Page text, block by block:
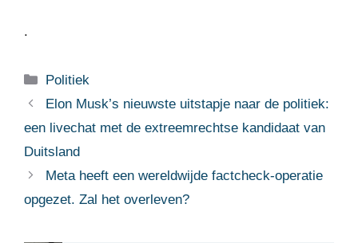
.
Categorieën
Politiek
Elon Musk’s nieuwste uitstapje naar de politiek:
een livechat met de extreemrechtse kandidaat van
Duitsland
Meta heeft een wereldwijde factcheck-operatie
opgezet. Zal het overleven?